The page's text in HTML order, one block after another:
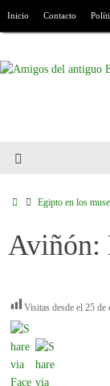
Inicio Contacto
Egipto en los
Aviñón:
Visitas desde el 25 de